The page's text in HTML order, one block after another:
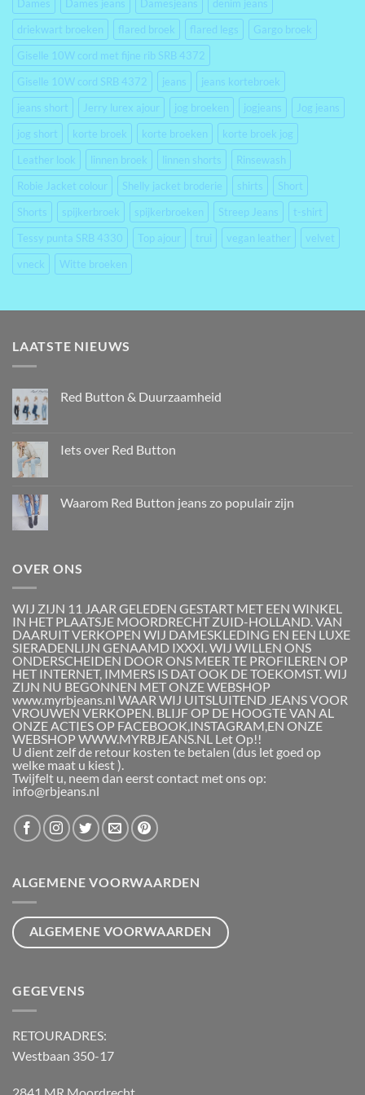
Dames
Dames jeans Damesjeans
denim jeans
driekwart broeken
flared broek flared legs
Gargo broek
Giselle 10W cord met fijne rib SRB 4372
Giselle 10W cord SRB 4372
jeans
jeans kortebroek
jeans short
Jerry lurex ajour jog broeken jogjeans
Jog jeans
jog short
korte broek korte broeken
korte broek jog
Leather look
linnen broek linnen shorts
Rinsewash
Robie Jacket colour
Shelly jacket broderie shirts
Short
Shorts
spijkerbroek spijkerbroeken Streep Jeans
t-shirt
Tessy punta SRB 4330
Top ajour trui vegan leather
velvet
vneck
Witte broeken
LAATSTE NIEUWS
Red Button & Duurzaamheid
Iets over Red Button
Waarom Red Button jeans zo populair zijn
OVER ONS
WIJ ZIJN 11 JAAR GELEDEN GESTART MET EEN WINKEL
IN HET PLAATSJE MOORDRECHT ZUID-HOLLAND. VAN
DAARUIT VERKOPEN WIJ DAMESKLEDING EN EEN LUXE
SIERADENLIJN GENAAMD IXXXI. WIJ WILLEN ONS
ONDERSCHEIDEN DOOR ONS MEER TE PROFILEREN OP
HET INTERNET, IMMERS IS DAT OOK DE TOEKOMST. WIJ
ZIJN NU BEGONNEN MET ONZE WEBSHOP
www.myrbjeans.nl WAAR WIJ UITSLUITEND JEANS VOOR
VROUWEN VERKOPEN. BLIJF OP DE HOOGTE VAN AL
ONZE ACTIES OP FACEBOOK,INSTAGRAM,EN ONZE
WEBSHOP WWW.MYRBJEANS.NL Let Op!!
U dient zelf de retour kosten te betalen (dus let goed op
welke maat u kiest ).
Twijfelt u, neem dan eerst contact met ons op:
info@rbjeans.nl
ALGEMENE VOORWAARDEN
ALGEMENE VOORWAARDEN
GEGEVENS
RETOURADRES:
Westbaan 350-17